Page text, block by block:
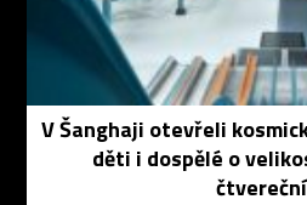
V Šanghaji otevřeli
děti i dospělé o